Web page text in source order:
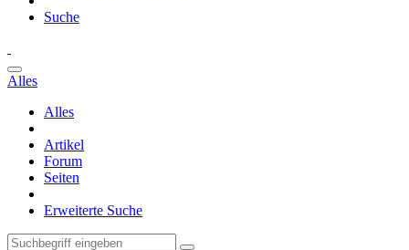
Suche
Alles
Alles
Artikel
Forum
Seiten
Erweiterte Suche